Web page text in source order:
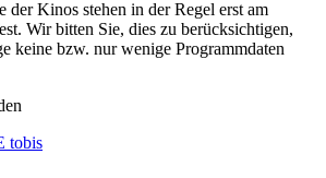
der Kinos stehen in der Regel erst am
Wir bitten Sie, dies zu berücksichtigen,
keine bzw. nur wenige Programmdaten